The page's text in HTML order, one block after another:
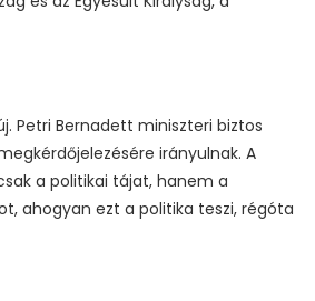
Petri Bernadett miniszteri biztos
irányulnak. A
a politikai tájat, hanem a
ahogyan ezt a politika teszi, régóta